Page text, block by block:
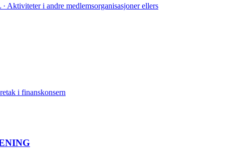
Aktiviteter i andre medlemsorganisasjoner ellers
i finanskonsern